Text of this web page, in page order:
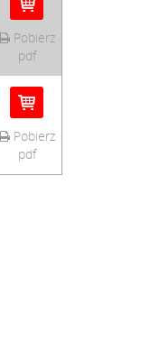
Pobierz
pdf
Pobierz
pdf